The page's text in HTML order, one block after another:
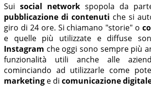
Sui social network spopola da
pubblicazione di contenuti che si
giro di 24 ore. Si chiamano "storie" o
e quelle più utilizzate e diffuse
Instagram che oggi sono sempre più
funzionalità utili anche alle
cominciando ad utilizzarle come
marketing e di comunicazione